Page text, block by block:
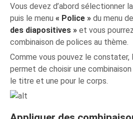
Vous devez d’abord sélectionner
puis le menu« Police » du menu
des diapositives » et vous
combinaison de polices au thème.
Comme vous pouvez le constater,
permet de choisir une
le titre et une pour le corps.